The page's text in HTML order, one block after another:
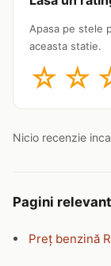
Apasa pe stele
aceasta statie.
☆ ☆
Nicio recenzie
Pagini
Preț benzină